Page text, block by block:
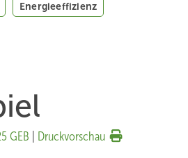
Energieeffizienz
GEB Druckvorschau